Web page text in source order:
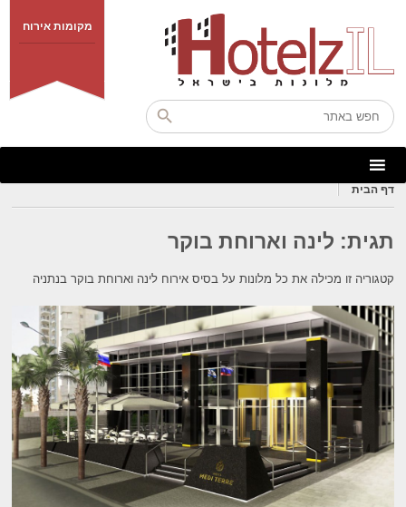
מקומות אירוח
דף הבית
תגית: לינה וארוחת בוקר
קטגוריה זו מכילה את כל מלונות על בסיס אירוח לינה וארוחת בוקר בנתניה